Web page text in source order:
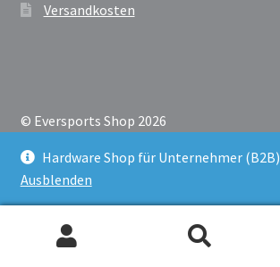
Versandkosten
© Eversports Shop 2026
WooCommerce.
Hardware Shop für Unternehmer (B2B)
Ausblenden